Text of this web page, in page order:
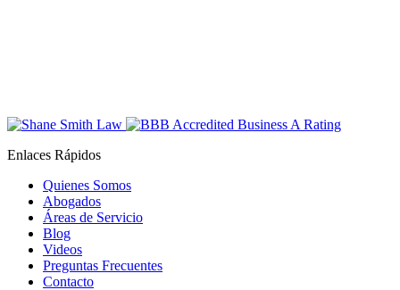
Enlaces Rápidos
Quienes Somos
Abogados
Áreas de Servicio
Blog
Videos
Preguntas Frecuentes
Contacto